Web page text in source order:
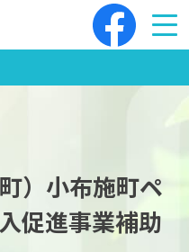
）小布施町ペ
促進事業補助